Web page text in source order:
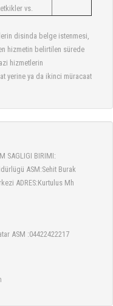
vs.
disinda belge istenmesi,
hizmetin belirtilen sürede
hizmetlerin
yerine ya da ikinci müracaat
SAGLIGI BIRIMI:
ASM:Sehit Burak
ADRES:Kurtulus Mh
ASM :04422422217